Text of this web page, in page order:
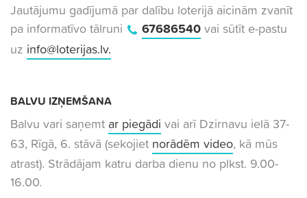
Jautājumu gadījumā par dalību loterijā aicinām zvanīt
pa informatīvo tālruni
67686540vai sūtīt e-pastu
uz info@loterijas.lv.
BALVU IZŅEMŠANA
Balvu vari saņemt ar piegādi vai arī Dzirnavu ielā 37-
63, Rīgā, 6. stāvā (sekojiet norādēm video, kā mūs
atrast). Strādājam katru darba dienu no plkst. 9.00-
16.00.